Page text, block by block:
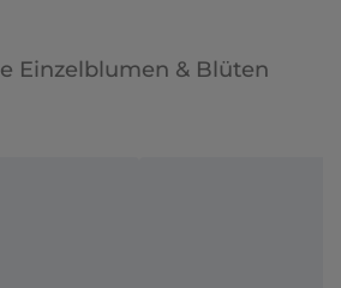
Einzelblumen & Blüten